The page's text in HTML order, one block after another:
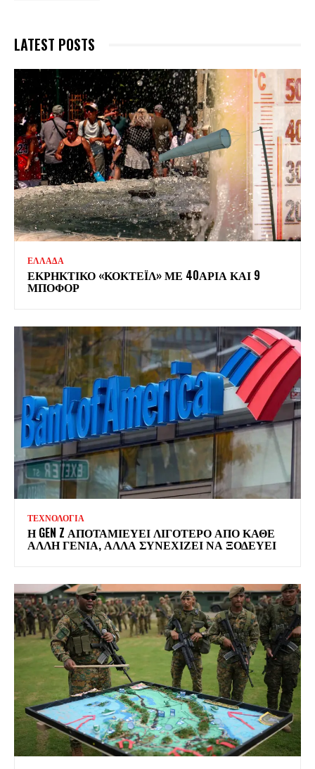
LATEST POSTS
ΕΛΛΑΔΑ
ΕΚΡΗΚΤΙΚΟ «ΚΟΚΤΕΪΛ» ΜΕ 40ΑΡΙΑ ΚΑΙ 9
ΜΠΟΦΟΡ
ΤΕΧΝΟΛΟΓΙΑ
Η GEN Z ΑΠΟΤΑΜΙΕΥΕΙ ΛΙΓΟΤΕΡΟ ΑΠΟ ΚΑΘΕ
ΑΛΛΗ ΓΕΝΙΑ, ΑΛΛΑ ΣΥΝΕΧΙΖΕΙ ΝΑ ΞΟΔΕΥΕΙ